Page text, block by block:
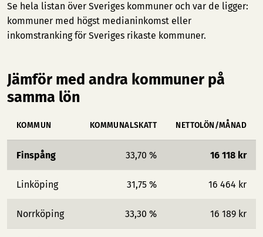
Se hela listan över Sveriges kommuner och var de ligger:
kommuner med högst medianinkomst eller
inkomstranking för Sveriges rikaste kommuner.
Jämför med andra kommuner på
samma lön
KOMMUN KOMMUNALSKATT NETTOLÖN/MÅNAD
Finspång 33,70 % 16 118 kr
Linköping 31,75 % 16 464 kr
Norrköping 33,30 % 16 189 kr